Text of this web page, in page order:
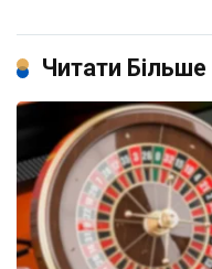
Читати Більше